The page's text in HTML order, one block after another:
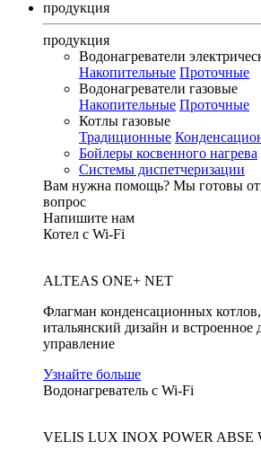
продукция
продукция
Водонагреватели
Накопительные Проточные
Водонагреватели газовые
Накопительные Проточные
Котлы газовые
Традиционные
Бойлеры косвенного нагрева
Системы диспетчеризации
Вам нужна помощь? Мы готовы
вопрос
Напишите нам
Котел с Wi-Fi
ALTEAS ONE+ NET
Флагман конденсационных
итальянский дизайн и встроенное
управление
Узнайте больше
Водонагреватель с Wi-Fi
VELIS LUX INOX POWER ABSE